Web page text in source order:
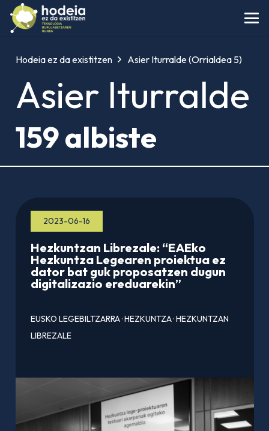
Hodeia ez da existitzen Asier Iturralde(Orrialdea 5)
Asier Iturralde
159 albiste
2023-06-16
Hezkuntzan Librezale: “EAEko
Hezkuntza Legearen proiektua ez
dator bat guk proposatzen dugun
digitalizazio ereduarekin”
EUSKO LEGEBILTZARRA·HEZKUNTZA·HEZKUNTZAN
LIBREZALE